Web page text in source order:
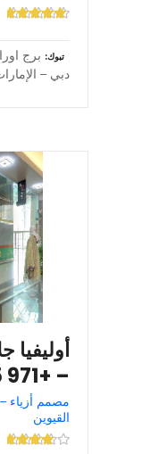
تبوك
برج
دبي –
أوليفيا
– +971 55 841 3701
مصمم أزياء –
القيوين